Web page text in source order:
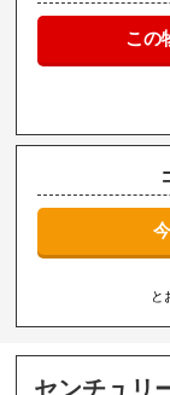
この
と
センチュリ